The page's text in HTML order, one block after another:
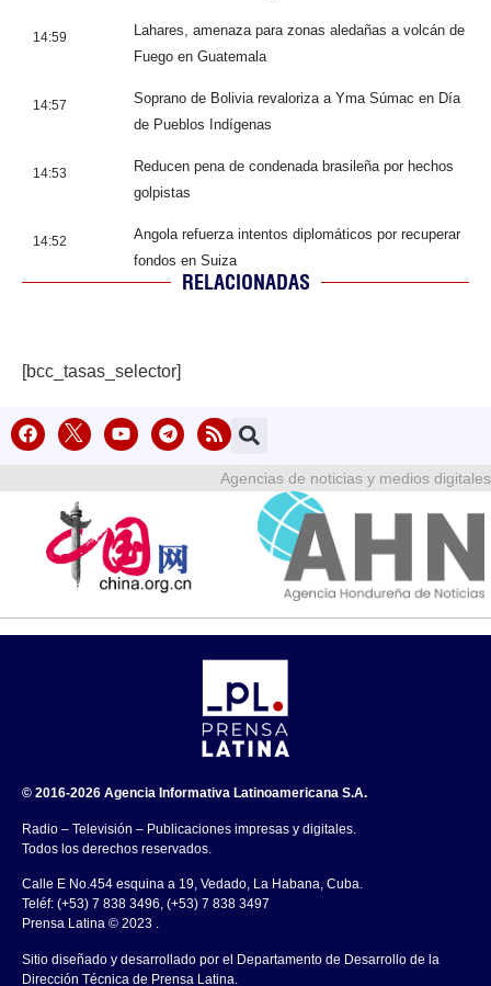
14:59
Lahares, amenaza para zonas aledañas a volcán de
Fuego en Guatemala
14:57
Soprano de Bolivia revaloriza a Yma Súmac en Día
de Pueblos Indígenas
14:53
Reducen pena de condenada brasileña por hechos
golpistas
14:52
Angola refuerza intentos diplomáticos por recuperar
fondos en Suiza
RELACIONADAS
[bcc_tasas_selector]
Agencias de noticias y medios digitales
© 2016-2026 Agencia Informativa Latinoamericana S.A.
Radio – Televisión – Publicaciones impresas y digitales.
Todos los derechos reservados.
Calle E No.454 esquina a 19, Vedado, La Habana, Cuba.
Teléf: (+53) 7 838 3496, (+53) 7 838 3497
Prensa Latina © 2023 .
Sitio diseñado y desarrollado por el Departamento de Desarrollo de la
Dirección Técnica de Prensa Latina.